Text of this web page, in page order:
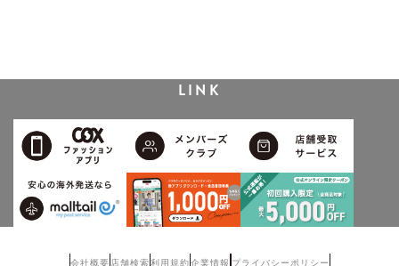
LINK
会社概要 店舗検索利用規約企業情報 プライバシーポリシー